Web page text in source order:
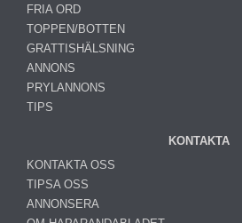
FRIA ORD
TOPPEN/BOTTEN
GRATTISHÄLSNING
ANNONS
PRYLANNONS
TIPS
KONTAKTA
KONTAKTA OSS
TIPSA OSS
ANNONSERA